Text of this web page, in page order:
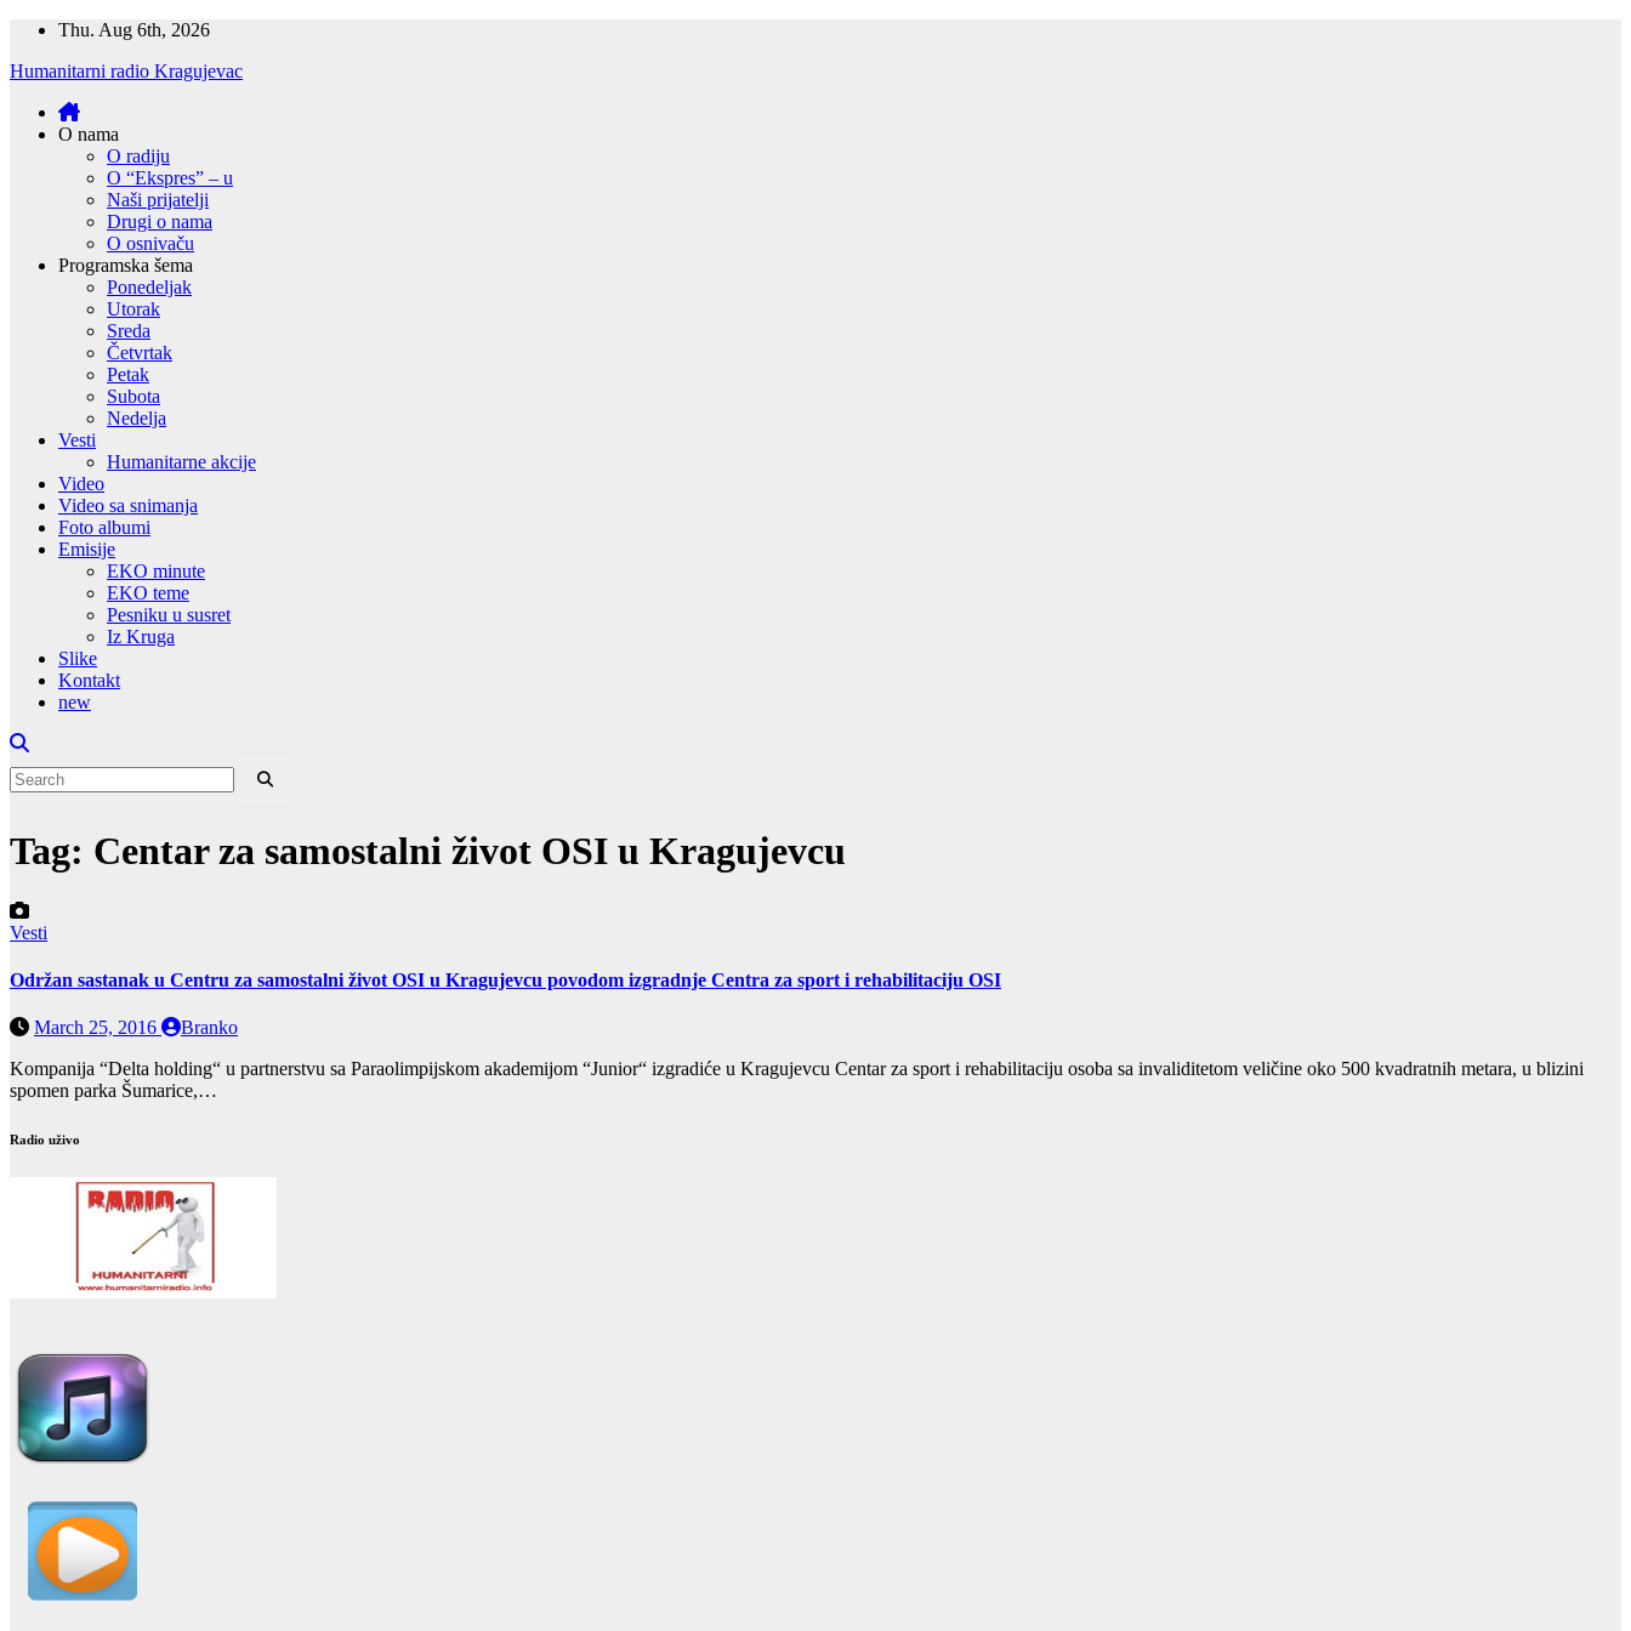
Skip
content
Thu. Aug 6th, 2026
Humanitarni radio Kragujevac
O nama
O radiju
O “Ekspres” – u
Naši prijatelji
Drugi o nama
O osnivaču
Programska šema
Ponedeljak
Utorak
Sreda
Četvrtak
Petak
Subota
Nedelja
Vesti
Humanitarne akcije
Video
Video sa snimanja
Foto albumi
Emisije
EKO minute
EKO teme
Pesniku u susret
Iz Kruga
Slike
Kontakt
new
Tag: Centar za samostalni život OSI u Kragujevcu
Vesti
Održan sastanak u Centru za samostalni život OSI u Kragujevcu povodom izgradnje Centra za sport i rehabilitaciju OSI
March 25, 2016
Branko
Kompanija “Delta holding“ u partnerstvu sa Paraolimpijskom akademijom “Junior“ izgradiće u Kragujevcu Centar za sport i rehabilitaciju osoba sa invaliditetom veličine oko 500 kvadratnih metara, u blizini
spomen parka Šumarice,…
Radio uživo